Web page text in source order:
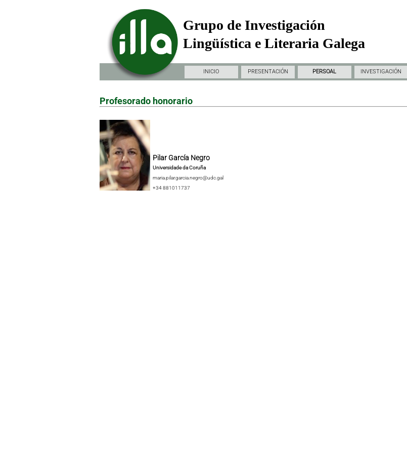
Grupo de Investigación
Lingüística e Literaria Galega
INICIO PRESENTACIÓN PERSOAL INVESTIGACIÓN
Profesorado honorario
Pilar García Negro
Universidade da Coruña
maria.pilar.garcia.negro@udc.gal
+34 881011737